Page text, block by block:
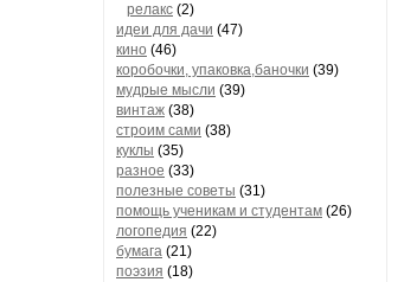
релакс (2)
идеи для дачи (47)
кино (46)
коробочки, упаковка,баночки (39)
мудрые мысли (39)
винтаж (38)
строим сами (38)
куклы (35)
разное (33)
полезные советы (31)
помощь ученикам и студентам (26)
логопедия (22)
бумага (21)
поэзия (18)